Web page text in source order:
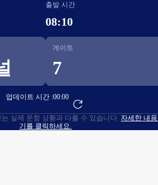
출발 시간
08:10
게이트
7
업데이트 시간 :00:00
항공편 예약하기
실제 운항 상황과 다를 수 있습니다.자세한 내
기를 클릭하세요.